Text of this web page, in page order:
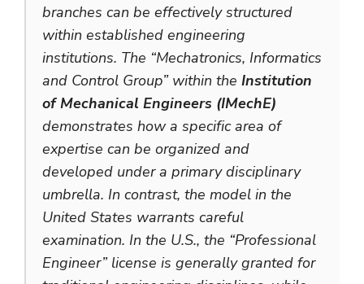
branches can be effectively structured
within established engineering
institutions. The “Mechatronics, Informatics
and Control Group” within the Institution
of Mechanical Engineers (IMechE)
demonstrates how a specific area of
expertise can be organized and
developed under a primary disciplinary
umbrella. In contrast, the model in the
United States warrants careful
examination. In the U.S., the “Professional
Engineer” license is generally granted for